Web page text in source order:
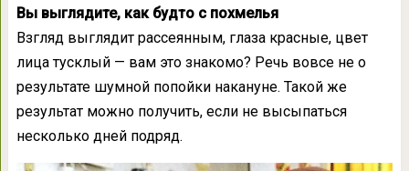
Вы выглядите, как будто с похмелья
Взгляд выглядит рассеянным, глаза красные, цвет
лица тусклый — вам это знакомо? Речь вовсе не о
результате шумной попойки накануне. Такой же
результат можно получить, если не высыпаться
несколько дней подряд.